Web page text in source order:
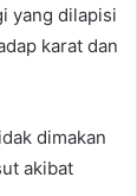
yang dilapisi
karat dan
dimakan
akibat